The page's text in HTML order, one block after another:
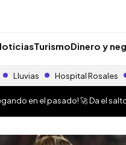
TurismoDinero y
Lluvias Hospital Rosales
en el pasado! 🚀 Da el